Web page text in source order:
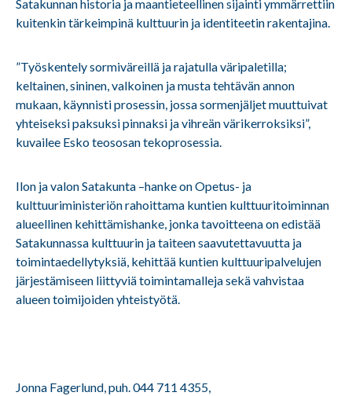
Satakunnan historia ja maantieteellinen sijainti ymmärrettiin
kuitenkin tärkeimpinä kulttuurin ja identiteetin rakentajina.
”Työskentely sormiväreillä ja rajatulla väripaletilla;
keltainen, sininen, valkoinen ja musta tehtävän annon
mukaan, käynnisti prosessin, jossa sormenjäljet muuttuivat
yhteiseksi paksuksi pinnaksi ja vihreän värikerroksiksi”,
kuvailee Esko teososan tekoprosessia.
Ilon ja valon Satakunta –hanke on Opetus- ja
kulttuuriministeriön rahoittama kuntien kulttuuritoiminnan
alueellinen kehittämishanke, jonka tavoitteena on edistää
Satakunnassa kulttuurin ja taiteen saavutettavuutta ja
toimintaedellytyksiä, kehittää kuntien kulttuuripalvelujen
järjestämiseen liittyviä toimintamalleja sekä vahvistaa
alueen toimijoiden yhteistyötä.
Jonna Fagerlund, puh. 044 711 4355,